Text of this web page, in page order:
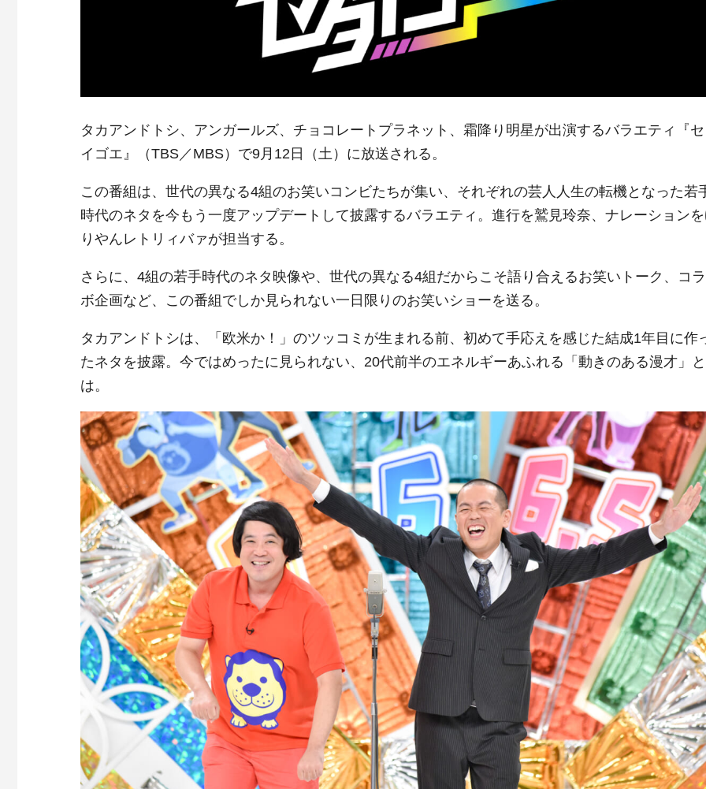
タカアンドトシ、アンガールズ、チョコレートプラネット、霜降り明星が出演するバラエティ『
イゴエ』（TBS／MBS）で9月12日（土）に放送される。
この番組は、世代の異なる4組のお笑いコンビたちが集い、それぞれの芸人人生の転機となった若
時代のネタを今もう一度アップデートして披露するバラエティ。進行を鷲見玲奈、ナレーション
りやんレトリィバァが担当する。
さらに、4組の若手時代のネタ映像や、世代の異なる4組だからこそ語り合えるお笑いトーク、コラ
ボ企画など、この番組でしか見られない一日限りのお笑いショーを送る。
タカアンドトシは、「欧米か！」のツッコミが生まれる前、初めて手応えを感じた結成1年目に作
たネタを披露。今ではめったに見られない、20代前半のエネルギーあふれる「動きのある漫才」と
は。